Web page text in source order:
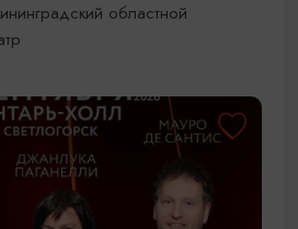
областной